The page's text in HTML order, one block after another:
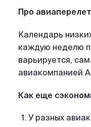
Про
Календарь
каждую неделю
варьируется,
авиакомпанией
Как еще
У разных